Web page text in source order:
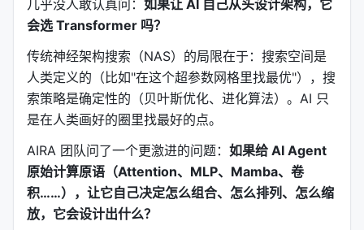
几乎没人敢认真问： 如果让 AI 自己从头设计架构，它
会选 Transformer 吗？
传统神经架构搜索（NAS）的局限在于：搜索空间是
人类定义的（比如"在这个超参数网格里找最优"），搜
索策略是确定性的（贝叶斯优化、进化算法）。AI 只
是在人类画好的圈里找最好的点。
AIRA 团队问了一个更激进的问题： 如果给 AI Agent
原始计算原语（Attention、MLP、Mamba、卷
积……），让它自己决定怎么组合、怎么排列、怎么缩
放，它会设计出什么？